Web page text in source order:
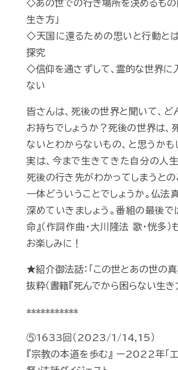
◇あの世での行き場所を決めるもの
生き方」
◇天国に還るための思いと行動と
探究
◇信仰を通さずして、霊的な世界に
ない
皆さんは、死後の世界と聞いて、ど
お持ちでしょうか？死後の世界は、
ないとわからないもの、と思うかも
実は、今まで生きてきた自分の人
死後の行き先がわかってしまうとの
一体どういうことでしょうか。仏法
深めていきましょう。番組の最後で
命』（作詞作曲・大川隆法 歌・恍多
お楽しみに！
★紹介御法話：「この世とあの世の真
抜粋（書籍『死んでから困らない生き
***********
⑤1633回（2023/1/14,15）
『宗教の本道を歩む』 ー2022年「エ